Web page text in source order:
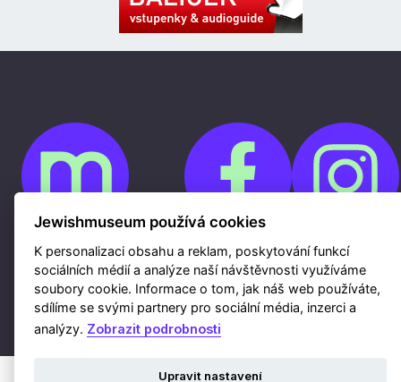
Cookies
Ochrana osobních údajů
Whistleblowing
Kontakty
Mapa webu
Webdesign a hosting Nux s.r.o.
Jewishmuseum používá cookies
K personalizaci obsahu a reklam, poskytování funkcí
sociálních médií a analýze naší návštěvnosti využíváme
soubory cookie. Informace o tom, jak náš web používáte,
sdílíme se svými partnery pro sociální média, inzerci a
analýzy. Zobrazit podrobnosti
Upravit nastavení